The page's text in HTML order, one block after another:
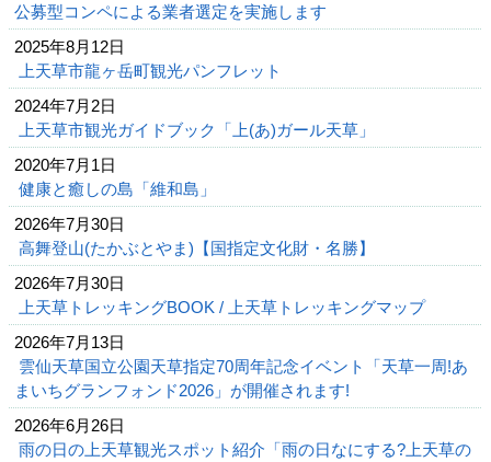
公募型コンペによる業者選定を実施します
2025年8月12日
上天草市龍ヶ岳町観光パンフレット
2024年7月2日
上天草市観光ガイドブック「上(あ)ガール天草」
2020年7月1日
健康と癒しの島「維和島」
2026年7月30日
高舞登山(たかぶとやま)【国指定文化財・名勝】
2026年7月30日
上天草トレッキングBOOK / 上天草トレッキングマップ
2026年7月13日
雲仙天草国立公園天草指定70周年記念イベント「天草一周!あ
まいちグランフォンド2026」が開催されます!
2026年6月26日
雨の日の上天草観光スポット紹介「雨の日なにする?上天草の